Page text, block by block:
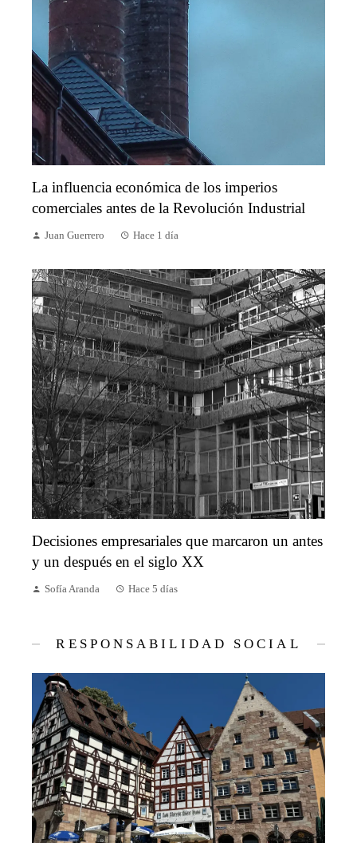
La influencia económica de los imperios
comerciales antes de la Revolución Industrial
Juan Guerrero Hace 1 día
Decisiones empresariales que marcaron un antes
y un después en el siglo XX
Sofía Aranda Hace 5 días
RESPONSABILIDAD SOCIAL